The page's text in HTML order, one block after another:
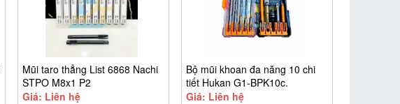
Mũi taro thẳng List 6868 Nachi
STPO M8x1 P2
Giá: Liên hệ
Bộ mũi khoan đa năng 10 chi
tiết Hukan G1-BPK10c.
Giá: Liên hệ